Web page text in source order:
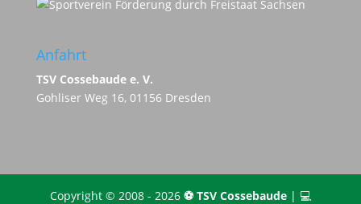
Anfahrt
TSV Cossebaude e. V.
Gohliser Weg 16, 01156 Dresden
Copyright © 2008 - 2026 ⚽️ TSV Cossebaude| 💻